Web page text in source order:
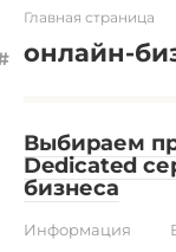
Главная страница
онлайн-
Выбираем
Dedicated
бизнеса
Информация